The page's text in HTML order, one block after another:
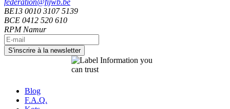
BE13 0010 3107 5139
BCE 0412 520 610
RPM Namur
Blog
F.A.Q.